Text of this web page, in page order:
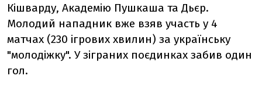
Кішварду, Академію Пушкаша та Дьєр.
Молодий нападник вже взяв участь у 4
матчах (230 ігрових хвилин) за українську
"молодіжку". У зіграних поєдинках забив один
гол.